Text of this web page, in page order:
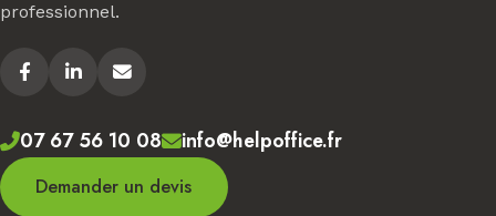
professionnel.
07 67 56 10 08 info@helpoffice.fr
Demander un devis